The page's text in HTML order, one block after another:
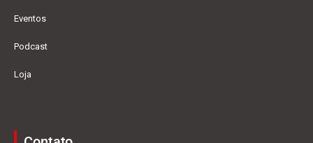
Eventos
Podcast
Loja